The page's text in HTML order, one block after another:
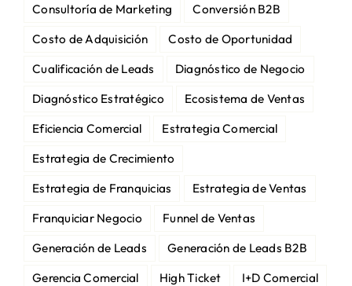
Consultoría de Marketing
Conversión B2B
Costo de Adquisición
Costo de Oportunidad
Cualificación de Leads
Diagnóstico de Negocio
Diagnóstico Estratégico
Ecosistema de Ventas
Eficiencia Comercial
Estrategia Comercial
Estrategia de Crecimiento
Estrategia de Franquicias
Estrategia de Ventas
Franquiciar Negocio
Funnel de Ventas
Generación de Leads
Generación de Leads B2B
Gerencia Comercial
High Ticket
I+D Comercial